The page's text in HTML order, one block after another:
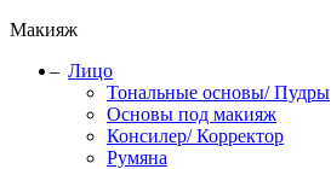
Макияж
Лицо
Тональные основы/ Пудры
Основы под макияж
Консилер/ Корректор
Румяна